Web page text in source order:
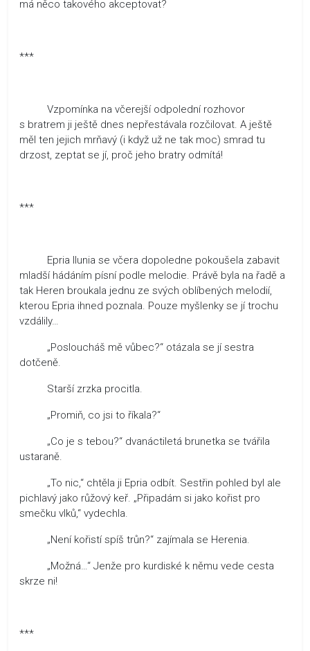
má něco takového akceptovat?
***
Vzpomínka na včerejší odpolední rozhovor
s bratrem ji ještě dnes nepřestávala rozčilovat. A ještě
měl ten jejich mrňavý (i když už ne tak moc) smrad tu
drzost, zeptat se jí, proč jeho bratry odmítá!
***
Epria Ilunia se včera dopoledne pokoušela zabavit
mladší hádáním písní podle melodie. Právě byla na řadě a
tak Heren broukala jednu ze svých oblíbených melodií,
kterou Epria ihned poznala. Pouze myšlenky se jí trochu
vzdálily…
„Posloucháš mě vůbec?“ otázala se jí sestra
dotčeně.
Starší zrzka procitla.
„Promiň, co jsi to říkala?“
„Co je s tebou?“ dvanáctiletá brunetka se tvářila
ustaraně.
„To nic,“ chtěla ji Epria odbít. Sestřin pohled byl ale
pichlavý jako růžový keř. „Připadám si jako kořist pro
smečku vlků,“ vydechla.
„Není kořistí spíš trůn?“ zajímala se Herenia.
„Možná…“ Jenže pro kurdiské k němu vede cesta
skrze ni!
***